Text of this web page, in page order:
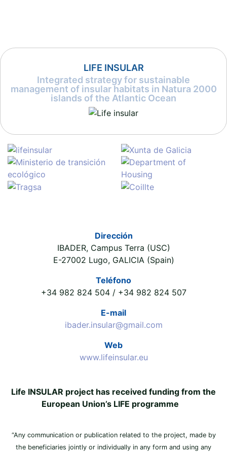
LIFE INSULAR
Integrated strategy for sustainable
management of insular habitats in Natura 2000
islands of the Atlantic Ocean
Dirección
IBADER, Campus Terra (USC)
E-27002 Lugo, GALICIA (Spain)
Teléfono
+34 982 824 504 / +34 982 824 507
E-mail
ibader.insular@gmail.com
Web
www.lifeinsular.eu
Life INSULAR project has received funding from the
European Union’s LIFE programme
“Any communication or publication related to the project, made by
the beneficiaries jointly or individually in any form and using any